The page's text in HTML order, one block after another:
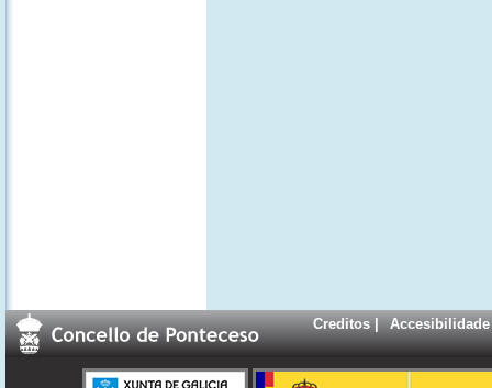
Creditos| Accesibilidade